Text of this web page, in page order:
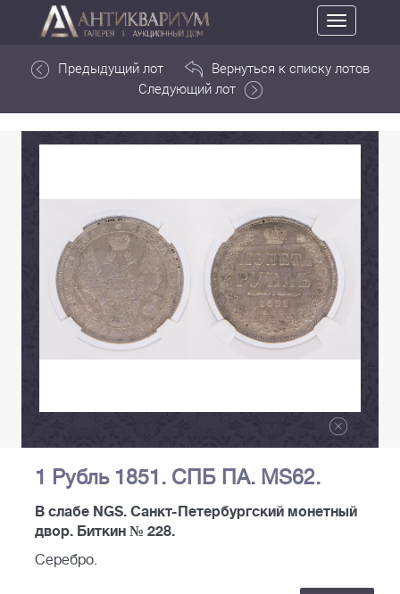
Toggle
navigation
Предыдущий лот
Вернуться к списку лотов
Следующий лот
1 Рубль 1851. СПБ ПА. MS62.
В слабе NGS. Санкт-Петербургский монетный
двор. Биткин № 228.
Серебро.